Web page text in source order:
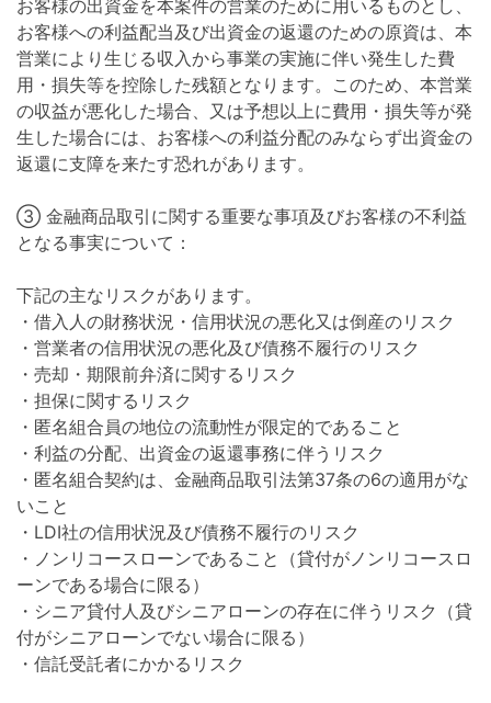
お客様の出資金を本案件の営業のために用いるものとし、
お客様への利益配当及び出資金の返還のための原資は、本
営業により生じる収入から事業の実施に伴い発生した費
用・損失等を控除した残額となります。このため、本営業
の収益が悪化した場合、又は予想以上に費用・損失等が発
生した場合には、お客様への利益分配のみならず出資金の
返還に支障を来たす恐れがあります。
③ 金融商品取引に関する重要な事項及びお客様の不利益
となる事実について：
下記の主なリスクがあります。
・借入人の財務状況・信用状況の悪化又は倒産のリスク
・営業者の信用状況の悪化及び債務不履行のリスク
・売却・期限前弁済に関するリスク
・担保に関するリスク
・匿名組合員の地位の流動性が限定的であること
・利益の分配、出資金の返還事務に伴うリスク
・匿名組合契約は、金融商品取引法第37条の6の適用がな
いこと
・LDI社の信用状況及び債務不履行のリスク
・ノンリコースローンであること（貸付がノンリコースロ
ーンである場合に限る）
・シニア貸付人及びシニアローンの存在に伴うリスク（貸
付がシニアローンでない場合に限る）
・信託受託者にかかるリスク